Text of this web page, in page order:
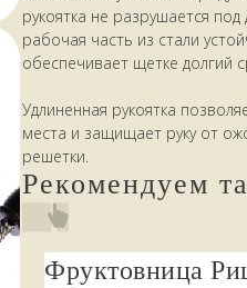
рукоятка не разрушается
рабочая часть из стали
обеспечивает щетке долгий
Удлиненная рукоятка
места и защищает руку от
решетки.
Рекомендуем
Фруктовница